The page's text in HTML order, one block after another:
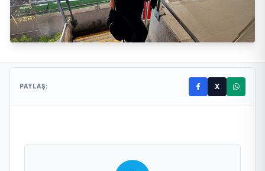
PAYLAŞ: X